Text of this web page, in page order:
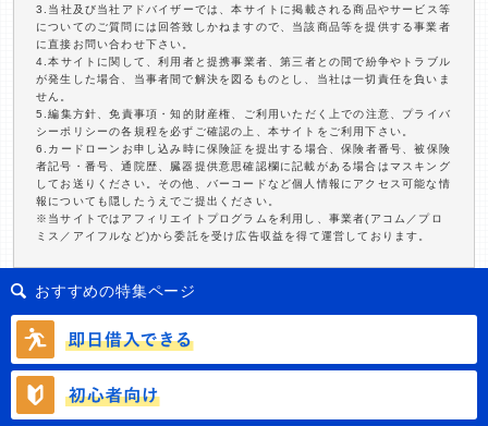
3.当社及び当社アドバイザーでは、本サイトに掲載される商品やサービス等
についてのご質問には回答致しかねますので、当該商品等を提供する事業者
に直接お問い合わせ下さい。
4.本サイトに関して、利用者と提携事業者、第三者との間で紛争やトラブル
が発生した場合、当事者間で解決を図るものとし、当社は一切責任を負いま
せん。
5.編集方針、免責事項・知的財産権、ご利用いただく上での注意、プライバ
シーポリシーの各規程を必ずご確認の上、本サイトをご利用下さい。
6.カードローンお申し込み時に保険証を提出する場合、保険者番号、被保険
者記号・番号、通院歴、臓器提供意思確認欄に記載がある場合はマスキング
してお送りください。その他、バーコードなど個人情報にアクセス可能な情
報についても隠したうえでご提出ください。
※当サイトではアフィリエイトプログラムを利用し、事業者(アコム／プロ
ミス／アイフルなど)から委託を受け広告収益を得て運営しております。
おすすめの特集ページ